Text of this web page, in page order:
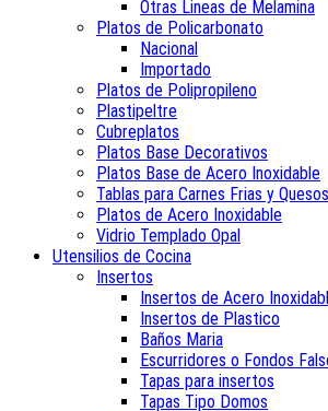
Otras Lineas de Melamina
Platos de Policarbonato
Nacional
Importado
Platos de Polipropileno
Plastipeltre
Cubreplatos
Platos Base Decorativos
Platos Base de Acero Inoxidable
Tablas para Carnes Frias y Quesos
Platos de Acero Inoxidable
Vidrio Templado Opal
Utensilios de Cocina
Insertos
Insertos de Acero
Insertos de Plastico
Baños Maria
Escurridores o Fondos
Tapas para insertos
Tapas Tipo Domos